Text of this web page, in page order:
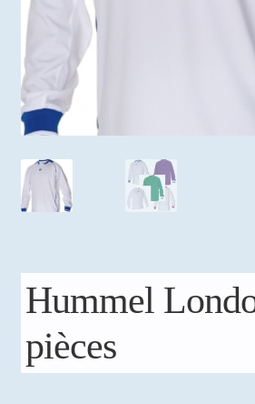
Mon compte
Hummel
pièces